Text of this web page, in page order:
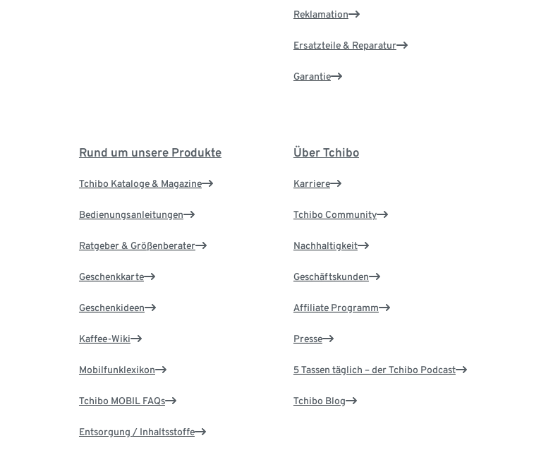
Reklamation
Ersatzteile & Reparatur
Garantie
Rund um unsere Produkte
Tchibo Kataloge & Magazine
Bedienungsanleitungen
Ratgeber & Größenberater
Geschenkkarte
Geschenkideen
Kaffee-Wiki
Mobilfunklexikon
Tchibo MOBIL FAQs
Entsorgung / Inhaltsstoffe
Über Tchibo
Karriere
Tchibo Community
Nachhaltigkeit
Geschäftskunden
Affiliate Programm
Presse
5 Tassen täglich – der Tchibo Podcast
Tchibo Blog